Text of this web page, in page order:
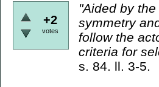
+2
votes
"Aided by
symmetry
follow the
criteria for
s. 84. ll. 3-5.